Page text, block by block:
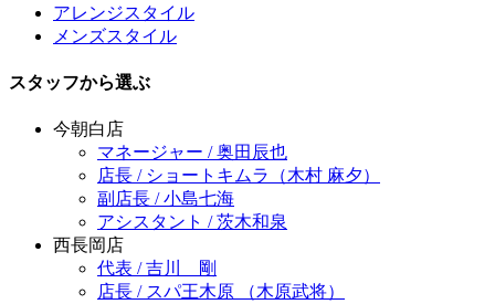
アレンジスタイル
メンズスタイル
スタッフから選ぶ
今朝白店
マネージャー / 奥田辰也
店長 / ショートキムラ（木村 麻夕）
副店長 / 小島七海
アシスタント / 茨木和泉
西長岡店
代表 / 吉川 剛
店長 / スパ王木原 （木原武将）